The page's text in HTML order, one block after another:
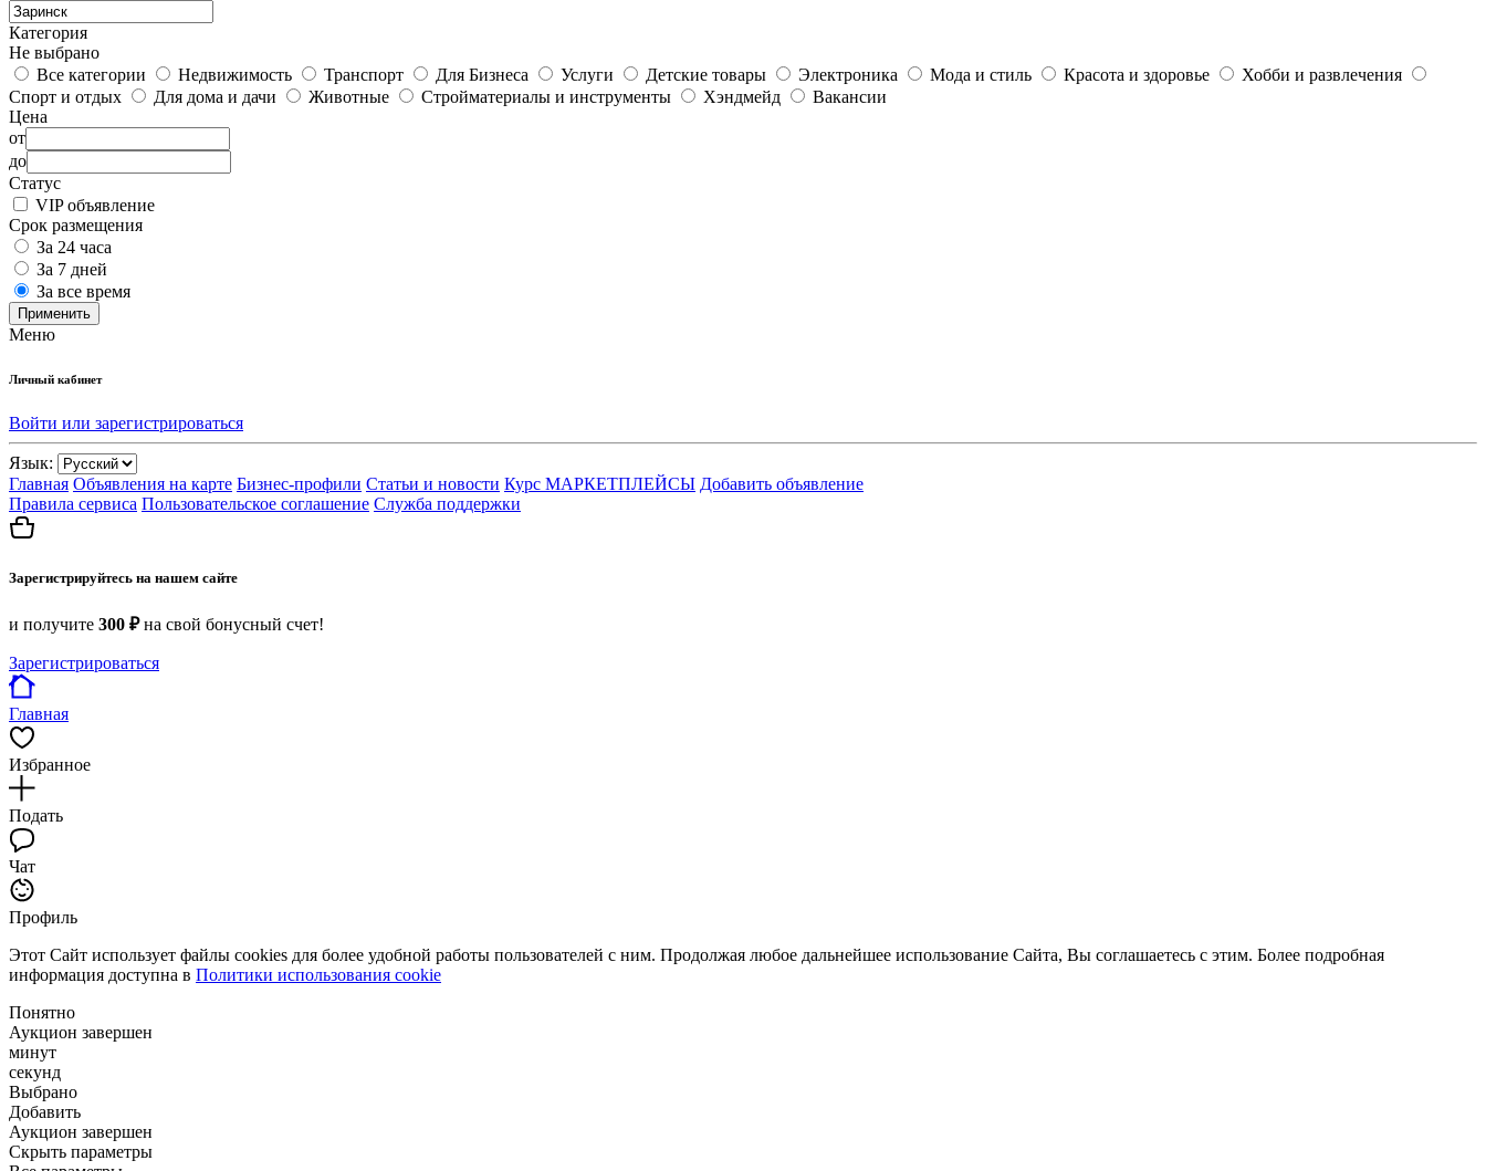
Категория
Не выбрано
Все категории
Недвижимость Транспорт Для Бизнеса Услуги Детские товары Электроника Мода и стиль Красота и здоровье
Хобби и развлечения
Спорт и отдых
Для дома и дачи Животные Стройматериалы и инструменты Хэндмейд
Вакансии
Цена
от
до
Статус
VIP объявление
Срок размещения
За 24 часа
За 7 дней
За все время
Применить
Меню
Личный кабинет
Войти или зарегистрироваться
Язык:
Главная Объявления на карте Бизнес-профили Статьи и новости Курс МАРКЕТПЛЕЙСЫ Добавить объявление
Правила сервиса Пользовательское соглашение Служба поддержки
Зарегистрируйтесь на нашем сайте
и получите 300 ₽на свой бонусный счет!
Зарегистрироваться
Главная
Избранное
Подать
Чат
Профиль
Этот Сайт использует файлы cookies для более удобной работы пользователей с ним. Продолжая любое дальнейшее использование Сайта, Вы соглашаетесь с этим. Более подробная
информация доступна в Политики использования cookie
Понятно
Аукцион завершен
минут
секунд
Выбрано
Добавить
Аукцион завершен
Скрыть параметры